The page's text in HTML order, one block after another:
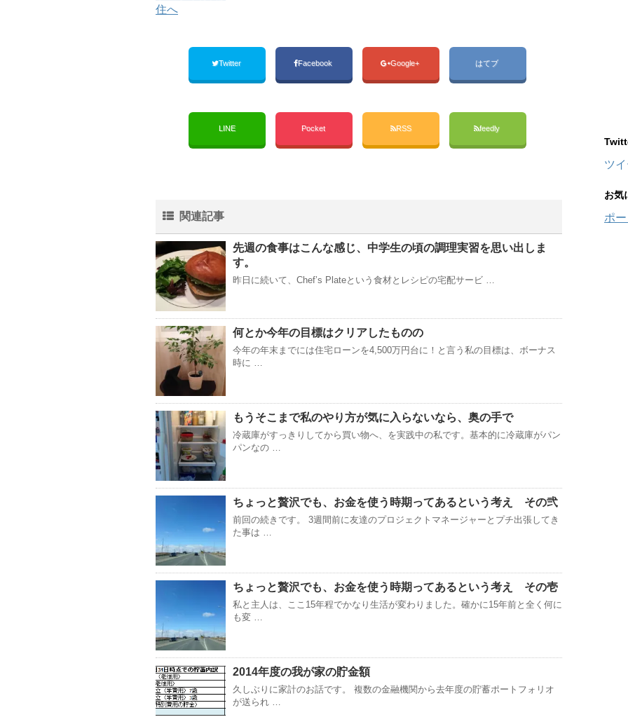
Twitter Facebook Google+ はてブ
LINE Pocket RSS feedly
関連記事
先週の食事はこんな感じ、中学生の頃の調理実習を思い出しま
す。
昨日に続いて、Chef’s Plateという食材とレシピの宅配サービ …
何とか今年の目標はクリアしたものの
今年の年末までには住宅ローンを4,500万円台に！と言う私の目標は、ボーナス
時に …
もうそこまで私のやり方が気に入らないなら、奥の手で
冷蔵庫がすっきりしてから買い物へ、を実践中の私です。基本的に冷蔵庫がパン
パンなの …
ちょっと贅沢でも、お金を使う時期ってあるという考え その弐
前回の続きです。 3週間前に友達のプロジェクトマネージャーとプチ出張してき
た事は …
ちょっと贅沢でも、お金を使う時期ってあるという考え その壱
私と主人は、ここ15年程でかなり生活が変わりました。確かに15年前と全く何に
も変 …
2014年度の我が家の貯金額
久しぶりに家計のお話です。 複数の金融機関から去年度の貯蓄ポートフォリオ
が送られ …
ツイ
お気
ポ